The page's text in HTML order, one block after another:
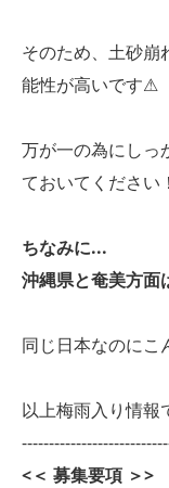
そのため、土砂崩
能性が高いです⚠
万が一の為にしっ
ておいてください
ちなみに...
沖縄県と奄美方面
同じ日本なのにこ
以上梅雨入り情報
<＜ 募集要項 ＞>